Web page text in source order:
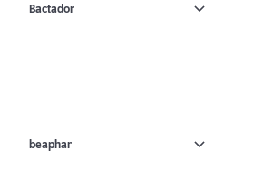
Bactador
beaphar